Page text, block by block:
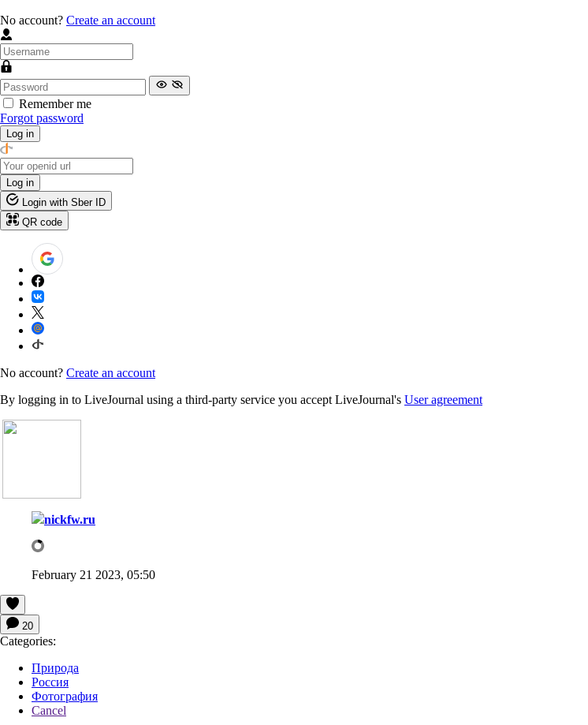
No account? Create an account
Remember me
Forgot password
Log in
Log in
Login with Sber ID
QR code
No account? Create an account
By logging in to LiveJournal using a third-party service you accept LiveJournal's User agreement
nickfw.ru
February 21 2023, 05:50
20
Categories:
Природа
Россия
Фотография
Cancel